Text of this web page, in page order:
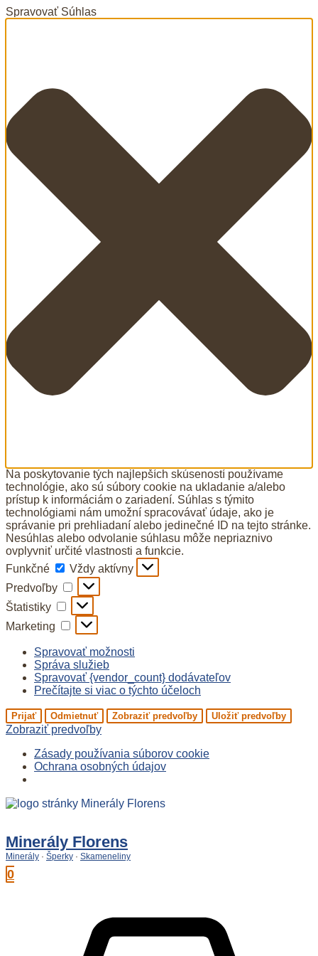
Spravovať Súhlas
Na poskytovanie tých najlepších skúseností používame
technológie, ako sú súbory cookie na ukladanie a/alebo
prístup k informáciám o zariadení. Súhlas s týmito
technológiami nám umožní spracovávať údaje, ako je
správanie pri prehliadaní alebo jedinečné ID na tejto stránke.
Nesúhlas alebo odvolanie súhlasu môže nepriaznivo
ovplyvniť určité vlastnosti a funkcie.
Funkčné
Funkčné
Vždy aktívny
Predvoľby
Predvoľby
Štatistiky Štatistiky
Marketing Marketing
Spravovať možnosti
Správa služieb
Spravovať {vendor_count} dodávateľov
Prečítajte si viac o týchto účeloch
Prijať Odmietnuť Zobraziť predvoľby Uložiť predvoľby
Zobraziť predvoľby
Zásady používania súborov cookie
Ochrana osobných údajov
Preskočiť
Minerály Florens
Minerály · Šperky · Skameneliny
0